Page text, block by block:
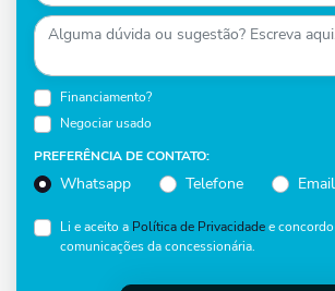
Financiamento?
Negociar usado
PREFERÊNCIA DE CONTATO:
Whatsapp Telefone Email
Li e aceito a Política de Privacidadee
comunicações da concessionária.